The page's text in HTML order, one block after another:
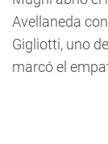
Avellaneda
Gigliotti, uno
marcó el